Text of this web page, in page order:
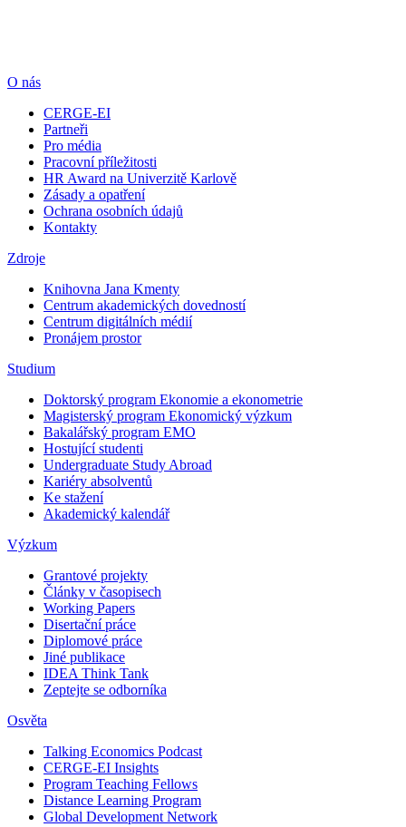
O nás
CERGE-EI
Partneři
Pro média
Pracovní příležitosti
HR Award na Univerzitě Karlově
Zásady a opatření
Ochrana osobních údajů
Kontakty
Zdroje
Knihovna Jana Kmenty
Centrum akademických dovedností
Centrum digitálních médií
Pronájem prostor
Studium
Doktorský program Ekonomie a ekonometrie
Magisterský program Ekonomický výzkum
Bakalářský program EMO
Hostující studenti
Undergraduate Study Abroad
Kariéry absolventů
Ke stažení
Akademický kalendář
Výzkum
Grantové projekty
Články v časopisech
Working Papers
Disertační práce
Diplomové práce
Jiné publikace
IDEA Think Tank
Zeptejte se odborníka
Osvěta
Talking Economics Podcast
CERGE-EI Insights
Program Teaching Fellows
Distance Learning Program
Global Development Network